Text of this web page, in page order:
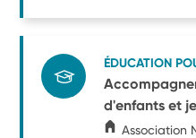
ÉDUCATION
d'enfants et
Association